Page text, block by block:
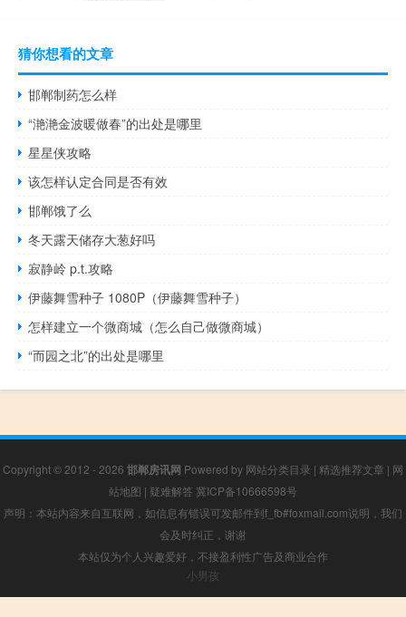
猜你想看的文章
邯郸制药怎么样
“滟滟金波暖做春”的出处是哪里
星星侠攻略
该怎样认定合同是否有效
邯郸饿了么
冬天露天储存大葱好吗
寂静岭 p.t.攻略
伊藤舞雪种子 1080P（伊藤舞雪种子）
怎样建立一个微商城（怎么自己做微商城）
“而园之北”的出处是哪里
Copyright © 2012 - 2026 邯郸房讯网 Powered by 网站分类目录 | 精选推荐文章 | 网
站地图 | 疑难解答 冀ICP备10666598号
声明：本站内容来自互联网，如信息有错误可发邮件到f_fb#foxmail.com说明，我们
会及时纠正，谢谢
本站仅为个人兴趣爱好，不接盈利性广告及商业合作
小男孩